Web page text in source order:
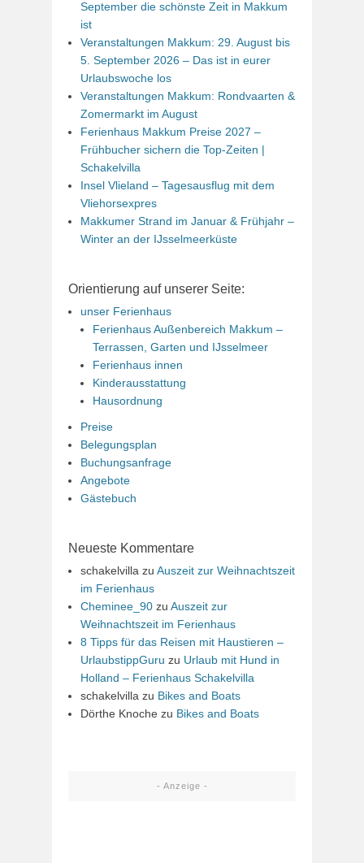
September die schönste Zeit in Makkum
ist
Veranstaltungen Makkum: 29. August bis
5. September 2026 – Das ist in eurer
Urlaubswoche los
Veranstaltungen Makkum: Rondvaarten &
Zomermarkt im August
Ferienhaus Makkum Preise 2027 –
Frühbucher sichern die Top-Zeiten |
Schakelvilla
Insel Vlieland – Tagesausflug mit dem
Vliehorsexpres
Makkumer Strand im Januar & Frühjahr –
Winter an der IJsselmeerküste
Orientierung auf unserer Seite:
unser Ferienhaus
Ferienhaus Außenbereich Makkum –
Terrassen, Garten und IJsselmeer
Ferienhaus innen
Kinderausstattung
Hausordnung
Preise
Belegungsplan
Buchungsanfrage
Angebote
Gästebuch
Neueste Kommentare
schakelvilla zu Auszeit zur Weihnachtszeit
im Ferienhaus
Cheminee_90 zu Auszeit zur
Weihnachtszeit im Ferienhaus
8 Tipps für das Reisen mit Haustieren –
UrlaubstippGuru zu Urlaub mit Hund in
Holland – Ferienhaus Schakelvilla
schakelvilla zu Bikes and Boats
Dörthe Knoche zu Bikes and Boats
- Anzeige -